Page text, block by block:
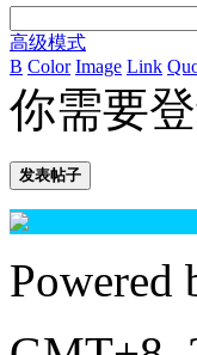
高级模式
B Color Image Link
你需要
发表帖子
Powered